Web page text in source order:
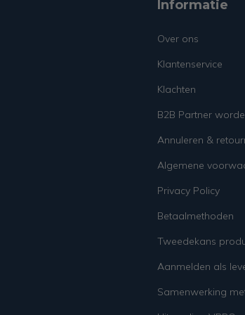
Informatie
Over ons
Klantenservice
Klachten
B2B Partner
Annuleren &
Algemene
Privacy Policy
Betaalmethoden
Tweedekans
Aanmelden als
Samenwerking